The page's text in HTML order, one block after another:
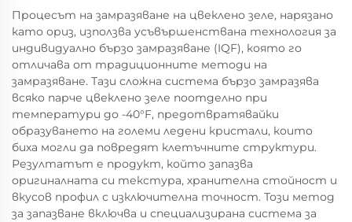
Процесът на замразяване на цвеклено зеле, нарязано
като ориз, използва усъвършенствана технология за
индивидуално бързо замразяване (IQF), която го
отличава от традиционните методи на
замразяване. Тази сложна система бързо замразява
всяко парче цвеклено зеле поотделно при
температури до -40°F, предотвратявайки
образуването на големи ледени кристали, които
биха могли да повредят клетъчните структури.
Резултатът е продукт, който запазва
оригиналната си текстура, хранителна стойност и
вкусов профил с изключителна точност. Този метод
за запазване включва и специализирана система за